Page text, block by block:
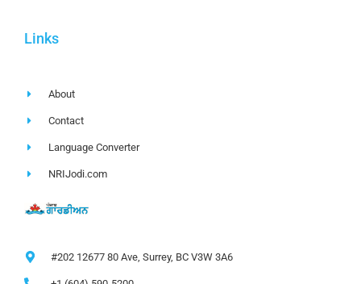
Links
About
Contact
Language Converter
NRIJodi.com
#202 12677 80 Ave, Surrey, BC V3W 3A6